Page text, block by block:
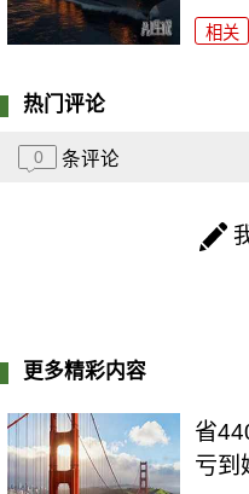
相关
热门评论
0 条评论
更多精彩内容
省
亏到